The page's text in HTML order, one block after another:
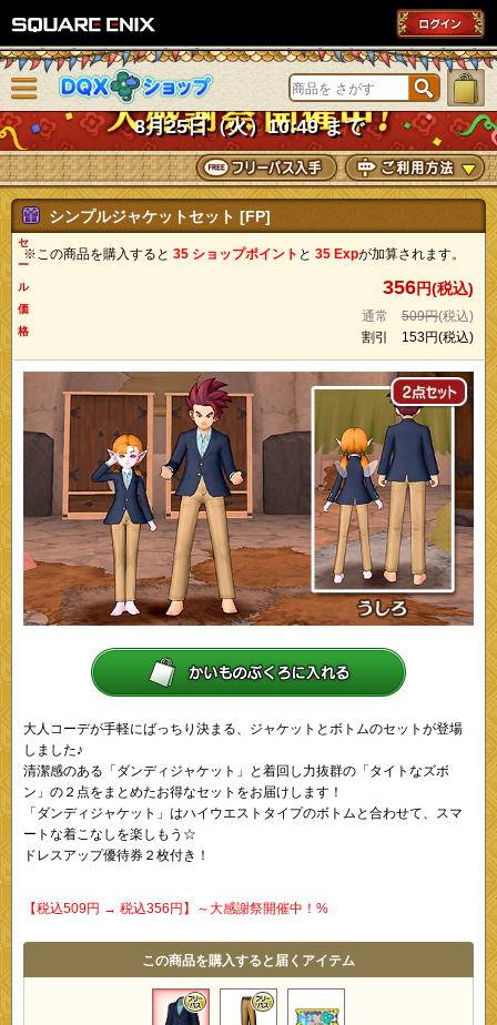
DQXショップ
8月25日（火）10:49 まで
ニューを閉じる
シンプルジャケットセット [FP]
※この商品を購入すると 35 ショップポイント と 35 Expが加算されます。
セ
ー
ル
価
格
356円(税込)
通常 509円(税込)
割引 153円(税込)
大人コーデが手軽にばっちり決まる、ジャケットとボトムのセットが登場
しました♪
清潔感のある「ダンディジャケット」と着回し力抜群の「タイトなズボ
ン」の２点をまとめたお得なセットをお届けします！
「ダンディジャケット」はハイウエストタイプのボトムと合わせて、スマ
ートな着こなしを楽しもう☆
ドレスアップ優待券２枚付き！
【税込509円 → 税込356円】～大感謝祭開催中！%
この商品を購入すると届くアイテム